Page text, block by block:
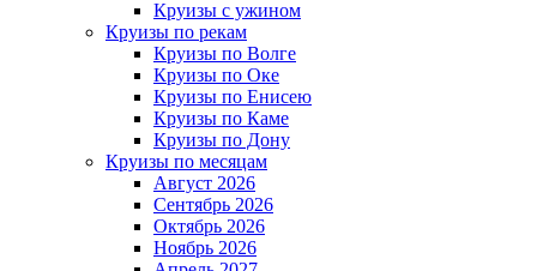
Круизы с ужином
Круизы по рекам
Круизы по Волге
Круизы по Оке
Круизы по Енисею
Круизы по Каме
Круизы по Дону
Круизы по месяцам
Август 2026
Сентябрь 2026
Октябрь 2026
Ноябрь 2026